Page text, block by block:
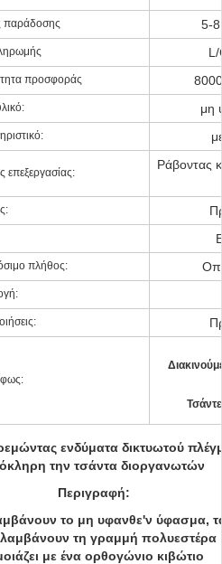
παράδοσης 5-8
L/
προσφοράς
μη
επεξεργασίας:
Ράβοντας
πλήθος:
ενδύματα δικτυωτού
την τσάντα διοργανωτών
Περιγραφή:
το μη υφανθε'ν ύφασμα,
τη γραμμή πολυεστέρα
με ένα ορθογώνιο κιβώτιο